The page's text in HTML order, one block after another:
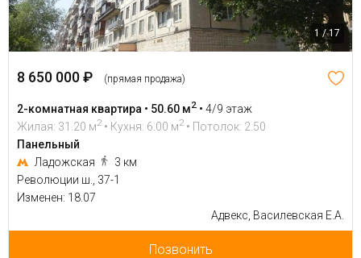
1 / 17
8 650 000 ₽ (прямая продажа)
2-комнатная квартира • 50.60 м2 • 4/9 этаж
Жилая: 31.20 м2 • Кухня: 6.00 м2 • Потолок: 2.50
Панельный
Ладожская
3 км
Революции ш., 37-1
Изменен: 18.07
Адвекс, Василевская Е.А.
Позвонить